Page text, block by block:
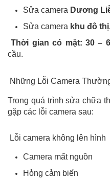
Sửa camera Dương
Sửa camera khu đô
Thời gian có mặt: 30 –
cầu.
Những Lỗi Camera
Trong quá trình sửa chữa
gặp các lỗi camera sau:
Lỗi camera không lên hình
Camera mất nguồn
Hỏng cảm biến